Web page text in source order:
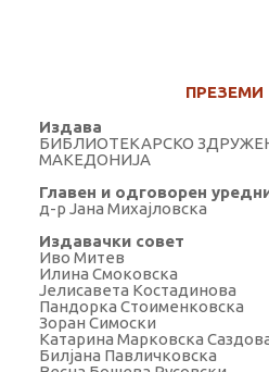
ПРЕЗЕМИ
Издава
БИБЛИОТЕКАРСКО
МАКЕДОНИЈА
Главен и одговорен
д-р Јана Михајловска
Издавачки совет
Иво Митев
Илина Смоковска
Јелисавета Костадинова
Пандорка Стоименковска
Зоран Симоски
Катарина Марковска
Билјана Павличковска